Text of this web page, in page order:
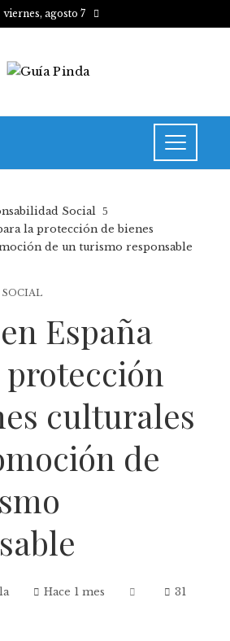
viernes, agosto 7
Social
la protección de bienes
de un turismo responsable
SOCIAL
España
culturales
de
Hace 1 mes 31